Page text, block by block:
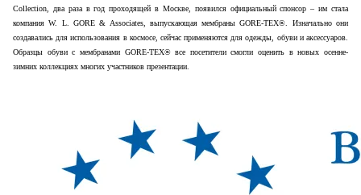
Collection, два раза в год проходящей в Москве, появился официальный спонсор – им стала
компания W. L. GORE & Associates, выпускающая мембраны GORE-TEX®. Изначально они
создавались для использования в космосе, сейчас применяются для одежды, обуви и аксессуаров.
Образцы обуви с мембранами GORE-TEX® все посетители смогли оценить в новых осенне-
зимних коллекциях многих участников презентации.